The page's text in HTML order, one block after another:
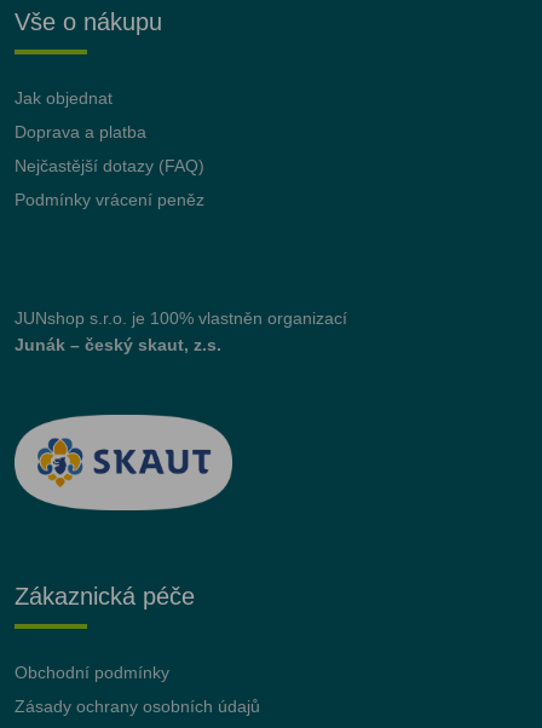
Vše o nákupu
Jak objednat
Doprava a platba
Nejčastější dotazy (FAQ)
Podmínky vrácení peněz
JUNshop s.r.o.
je 100% vlastněn organizací
Junák – český skaut, z.s.
Zákaznická péče
Obchodní podmínky
Zásady ochrany osobních údajů